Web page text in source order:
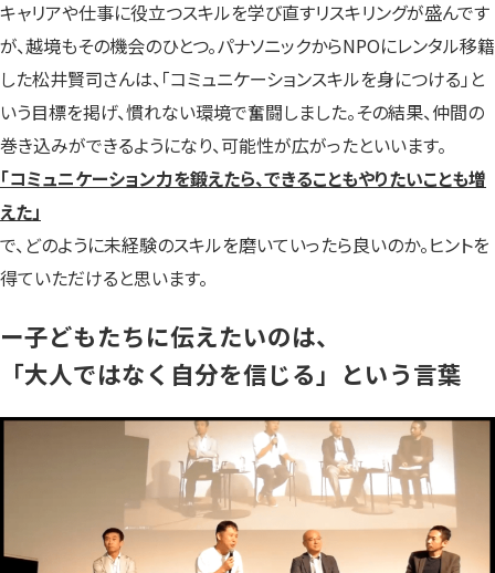
キャリアや仕事に役立つスキルを学び直すリスキリングが盛んです
が、越境もその機会のひとつ。パナソニックからNPOにレンタル移籍
した松井賢司さんは、「コミュニケーションスキルを身につける」と
いう目標を掲げ、慣れない環境で奮闘しました。その結果、仲間の
巻き込みができるようになり、可能性が広がったといいます。
「コミュニケーション力を鍛えたら、できることもやりたいことも増
えた」
で、どのように未経験のスキルを磨いていったら良いのか。ヒントを
得ていただけると思います。
ー子どもたちに伝えたいのは、
「大人ではなく自分を信じる」という言葉